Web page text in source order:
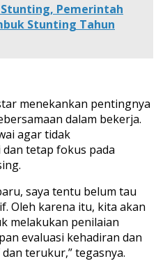
Pemerintah
Stunting Tahun
menekankan pentingnya
dalam bekerja.
agar tidak
tetap fokus pada
saya tentu belum tau
Oleh karena itu, kita akan
melakukan penilaian
evaluasi kehadiran dan
terukur,” tegasnya.